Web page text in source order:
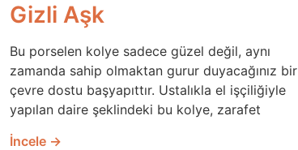
Gizli Aşk
Bu porselen kolye sadece güzel değil, aynı
zamanda sahip olmaktan gurur duyacağınız bir
çevre dostu başyapıttır. Ustalıkla el işçiliğiyle
yapılan daire şeklindeki bu kolye, zarafet
İncele →